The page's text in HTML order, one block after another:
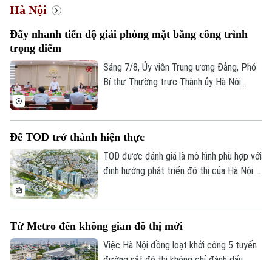
Hà Nội
Đẩy nhanh tiến độ giải phóng mặt bằng công trình
trọng điểm
Sáng 7/8, Ủy viên Trung ương Đảng, Phó
Bí thư Thường trực Thành ủy Hà Nội
cuộc họp làm việc với các sở, ngành và
địa phương liên quan về tình hình giải
phóng mặt bằng một số dự án, công trình
Để TOD trở thành hiện thực
TOD được đánh giá là mô hình phù hợp với
định hướng phát triển đô thị của Hà Nội.
quan Báo và Phát thanh, Truyền hình Hà
Nội đã có cuộc trao đổi với ông Nguyễn
Từ Metro đến không gian đô thị mới
Việc Hà Nội đồng loạt khởi công 5 tuyến